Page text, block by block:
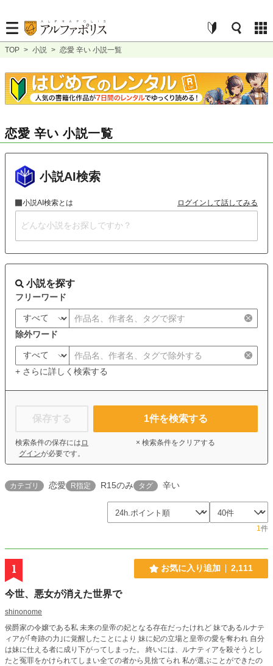
TOP > 小説 > 恋愛 辛い 小説一覧
恋愛 辛い 小説一覧
小説AI検索
小説AI検索とは ログインして話してみる
小説を探す
フリーワード
除外ワード
+ さらに詳しく検索する
保存する
検索条件の保存には ロ
グインが必要です。
1件を検索する
× 検索条件をクリアする
カテゴリ 恋愛 R指定 R15のみ タグ 辛い
1件
1 お気に入り追加 2,111
今世、悪女が消えた世界で
shinonome
侯爵家の令嬢である私 未来の皇帝の妃となる存在だったけれど 妹であるルナテ
ィアが｢奇跡の力｣に覚醒したことにより 妹に妃の立場と皇帝の愛を奪われ 自分
は妹に仕える者に成り下がってしまった。 終いには、ルナティアを殺そうとし
たと冤罪をかけられてしまい全ての者から見捨てられ 私が選ぶことができたの